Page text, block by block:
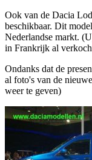
Ook van de Dacia
beschikbaar. Dit
Nederlandse markt.
in Frankrijk al
Ondanks dat de
al foto's van de
weer te geven)